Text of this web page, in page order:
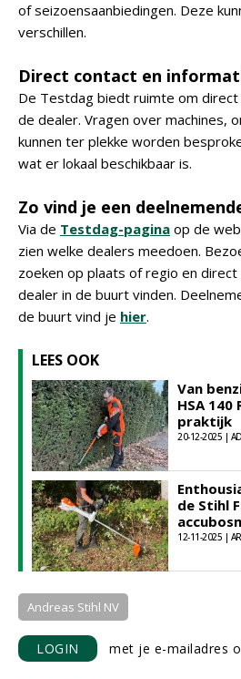
of seizoensaanbiedingen. Deze
verschillen.
Direct contact en
De Testdag biedt ruimte om
de dealer. Vragen over machines,
kunnen ter plekke worden
wat er lokaal beschikbaar is.
Zo vind je een
Via de Testdag-pagina op de
zien welke dealers meedoen.
zoeken op plaats of regio en
dealer in de buurt vinden.
de buurt vind je hier.
LEES OOK
Van
HSA
praktijk
20-12-2025 |
de Stihl
12-11-2025 |
Andreas Stihl NV
LOGIN met je e-mailadres